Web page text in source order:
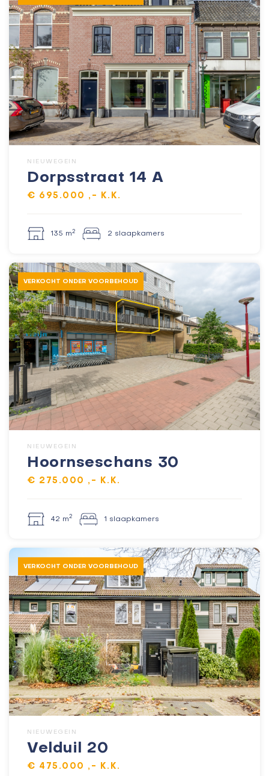
NIEUWEGEIN
Dorpsstraat 14 A
€ 695.000 ,- K.K.
135 m2 2 slaapkamers
VERKOCHT ONDER VOORBEHOUD
NIEUWEGEIN
Hoornseschans 30
€ 275.000 ,- K.K.
42 m2 1 slaapkamers
VERKOCHT ONDER VOORBEHOUD
NIEUWEGEIN
Velduil 20
€ 475.000 ,- K.K.